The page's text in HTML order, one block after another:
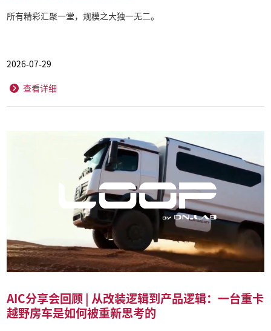
所有精彩汇聚一堂，规模之大独一无二。
2026-07-29
查看详细
AIC分享会回顾 | 从改装逻辑到产品逻辑：一台重卡
越野房车是如何被重新思考的